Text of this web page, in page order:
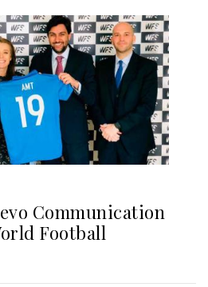
Communication
Football